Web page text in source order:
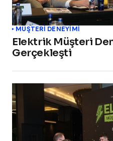
MÜŞTERI DENEYIMI
Elektrik Müşteri
Gerçekleşti